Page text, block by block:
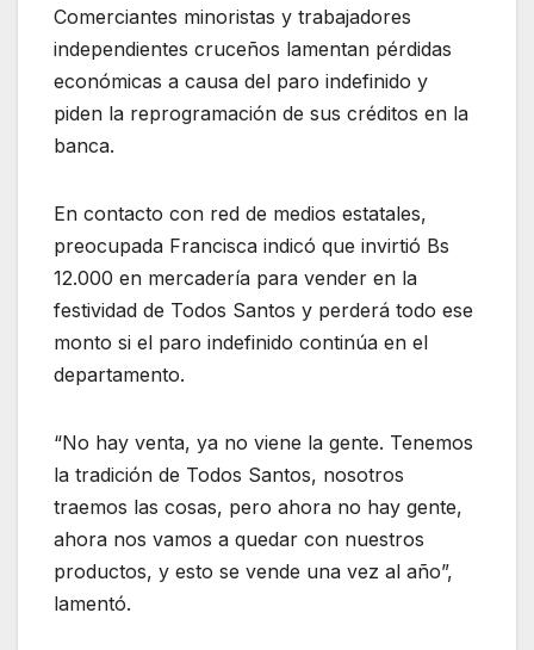
Comerciantes minoristas y trabajadores
independientes cruceños lamentan pérdidas
económicas a causa del paro indefinido y
piden la reprogramación de sus créditos en la
banca.
En contacto con red de medios estatales,
preocupada Francisca indicó que invirtió Bs
12.000 en mercadería para vender en la
festividad de Todos Santos y perderá todo ese
monto si el paro indefinido continúa en el
departamento.
“No hay venta, ya no viene la gente. Tenemos
la tradición de Todos Santos, nosotros
traemos las cosas, pero ahora no hay gente,
ahora nos vamos a quedar con nuestros
productos, y esto se vende una vez al año”,
lamentó.